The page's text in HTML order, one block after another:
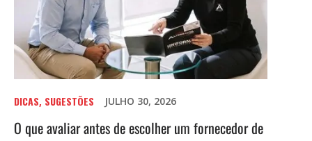
DICAS, SUGESTÕES JULHO 30, 2026
O que avaliar antes de escolher um fornecedor de